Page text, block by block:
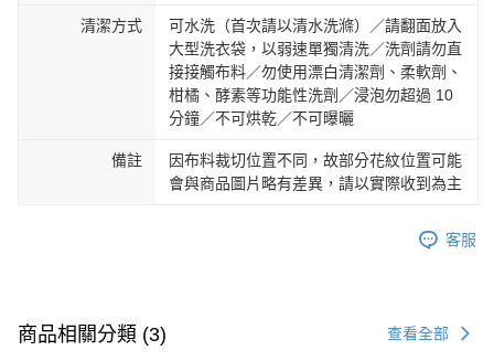
清潔方式
可水洗（首次請以清水洗滌）／請翻面放入
大型洗衣袋，以弱速單獨清洗／洗劑請勿直
接接觸布料／勿使用漂白清潔劑、柔軟劑、
柑橘、酵素等功能性洗劑／浸泡勿超過 10
分鐘／不可烘乾／不可曝曬
備註
因布料裁切位置不同，故部分花紋位置可能
會與商品圖片略有差異，請以實際收到為主
客服
商品相關分類 (3) 查看全部